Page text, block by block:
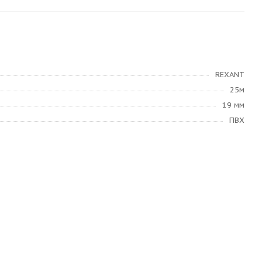
REXANT
25м
19 мм
ПВХ